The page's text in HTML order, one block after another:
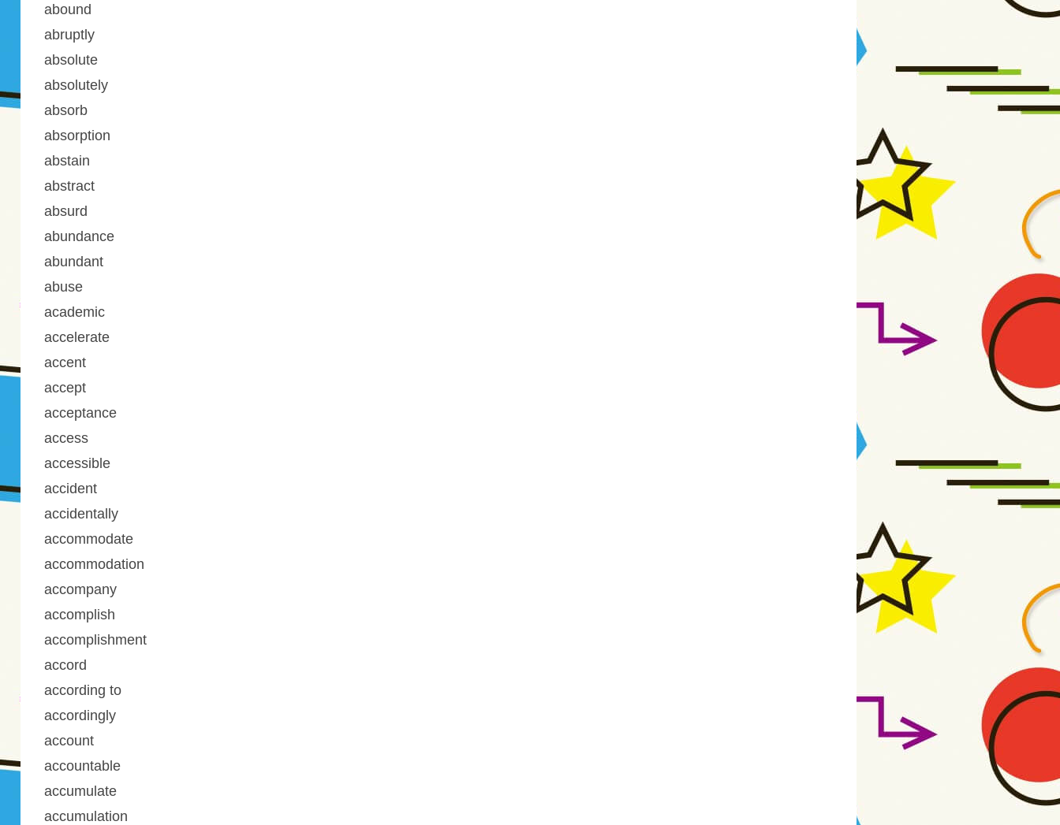
abound
abruptly
absolute
absolutely
absorb
absorption
abstain
abstract
absurd
abundance
abundant
abuse
academic
accelerate
accent
accept
acceptance
access
accessible
accident
accidentally
accommodate
accommodation
accompany
accomplish
accomplishment
accord
according to
accordingly
account
accountable
accumulate
accumulation